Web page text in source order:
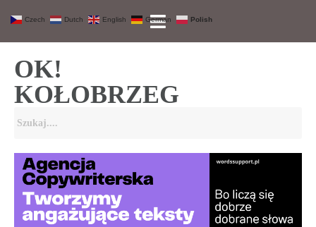
OK!
KOŁOBRZEG
Czech Dutch English German Polish